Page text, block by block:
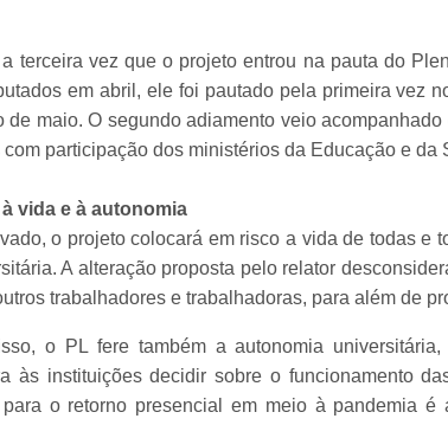
a terceira vez que o projeto entrou na pauta do
em abril, ele foi pautado pela primeira vez
de maio. O segundo adiamento veio
com participação dos ministérios da Educação e da
vida e à autonomia
o projeto colocará em risco a vida de todas e
A alteração proposta pelo relator
trabalhadores e trabalhadoras, para além de
o PL fere também a autonomia
às instituições decidir sobre o funcionamento
o retorno presencial em meio à pandemia é